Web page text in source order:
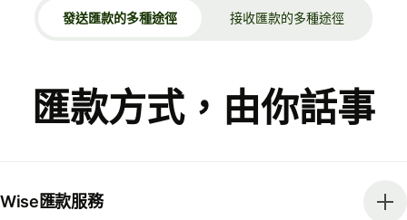
發送匯款的多種途徑 接收匯款的多種途徑
匯款方式，由你話事
Wise匯款服務